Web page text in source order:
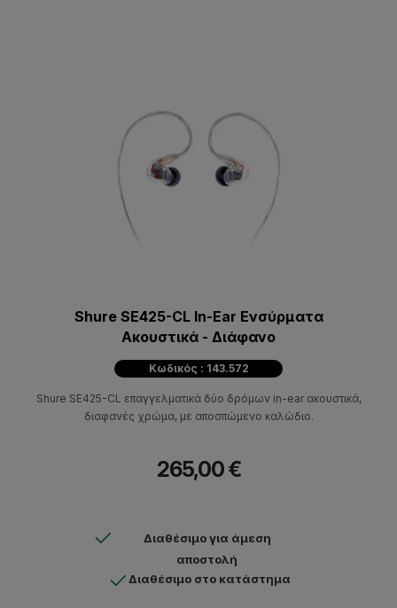
Shure SE425-CL In-Ear Ενσύρματα
Ακουστικά - Διάφανο
Κωδικός : 143.572
Shure SE425-CL επαγγελματικά δύο δρόμων in-ear ακουστικά,
διαφανές χρώμα, με αποσπώμενο καλώδιο.
265,00 €
Διαθέσιμο για άμεση
αποστολή
Διαθέσιμο στο κατάστημα